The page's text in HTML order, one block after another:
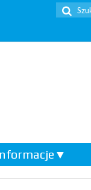
Szuklaj
▼